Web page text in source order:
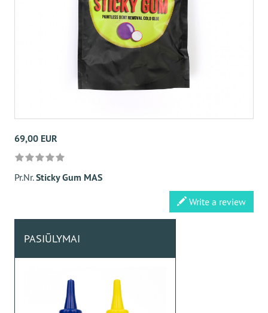
69,00 EUR
Pr.Nr.Sticky Gum MAS
Write a review
PASIŪLYMAI